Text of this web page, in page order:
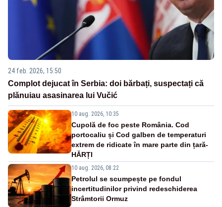
24 feb. 2026, 15:50
Complot dejucat în Serbia: doi bărbați, suspectați că
plănuiau asasinarea lui Vučić
10 aug. 2026, 10:35
Cupolă de foc peste România. Cod
portocaliu și Cod galben de temperaturi
extrem de ridicate în mare parte din țară-
HĂRȚI
10 aug. 2026, 08:22
Petrolul se scumpește pe fondul
incertitudinilor privind redeschiderea
Strâmtorii Ormuz